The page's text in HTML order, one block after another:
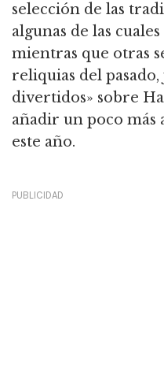
selección de las
algunas de las
mientras que otras
reliquias del
divertidos» sobre
añadir un poco más
este año.
PUBLICIDAD